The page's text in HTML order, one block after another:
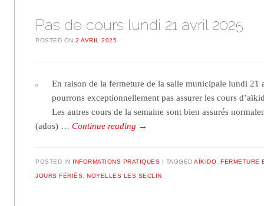
Pas de cours lundi 21 avril 2025
POSTED ON2 AVRIL 2025
En raison de la fermeture de la salle municipale lundi 21
pourrons exceptionnellement pas assurer les cours
Les autres cours de la semaine sont bien assurés
(ados) …Continue reading →
POSTED IN INFORMATIONS PRATIQUES TAGGEDAÏKIDO,FERMETURE
JOURS FÉRIÉS,NOYELLES LES SECLIN